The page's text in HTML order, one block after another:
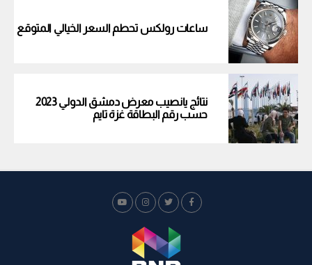
ساعات رولكس تحطم السعر الخيالي المتوقع
نتائج يانصيب معرض دمشق الدولي 2023
حسب رقم البطاقة غزة تايم